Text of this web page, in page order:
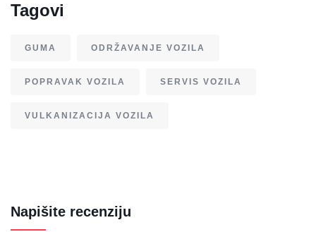
Tagovi
GUMA ODRŽAVANJE VOZILA
POPRAVAK VOZILA SERVIS VOZILA
VULKANIZACIJA VOZILA
Napišite recenziju